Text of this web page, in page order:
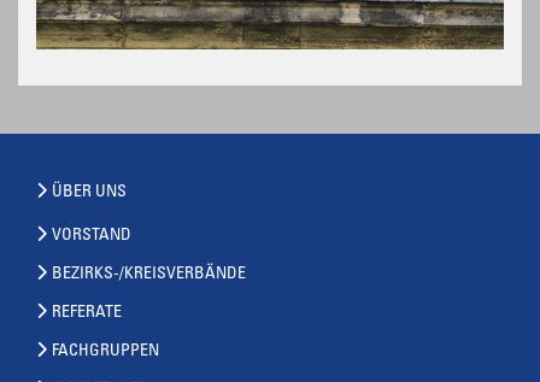
ÜBER UNS
VORSTAND
BEZIRKS-/KREISVERBÄNDE
REFERATE
FACHGRUPPEN